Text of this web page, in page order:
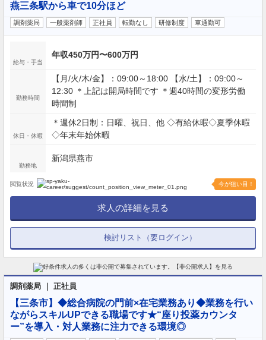
燕三条駅から車で10分ほど
調剤薬局 一般薬剤師 正社員 転勤なし 研修制度 車通勤可
給与・手当
年収450万円〜600万円
勤務時間
【月/火/木/金】：09:00～18:00 【水/土】：09:00～
12:30 ＊上記は開局時間です ＊週40時間の変形労働
時間制
休日・休暇
＊週休2日制：日曜、祝日、他 ◇有給休暇◇夏季休暇
◇年末年始休暇
勤務地
新潟県燕市
閲覧状況 今が狙い目！
求人の詳細を見る
検討リスト（要ログイン）
調剤薬局 ｜ 正社員
【三条市】◆総合病院の門前×在宅業務あり◆業務を行い
ながらスキルUPできる職場です★“座り投薬カウンタ
ー”を導入・対人業務に注力できる環境◎